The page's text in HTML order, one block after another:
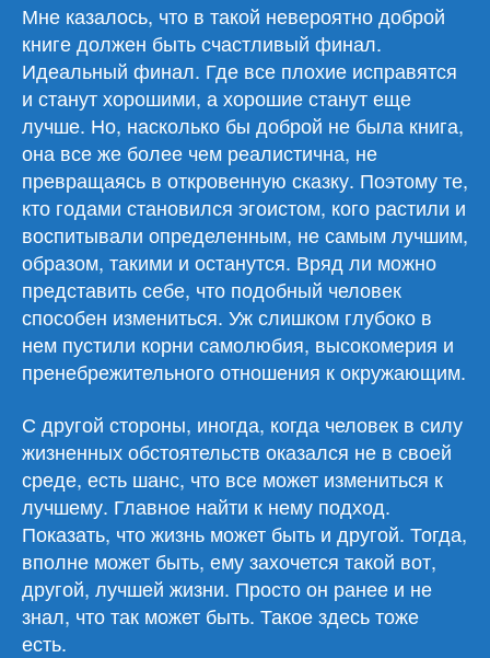
Мне казалось, что в такой невероятно доброй
книге должен быть счастливый финал.
Идеальный финал. Где все плохие исправятся
и станут хорошими, а хорошие станут еще
лучше. Но, насколько бы доброй не была книга,
она все же более чем реалистична, не
превращаясь в откровенную сказку. Поэтому те,
кто годами становился эгоистом, кого растили и
воспитывали определенным, не самым лучшим,
образом, такими и останутся. Вряд ли можно
представить себе, что подобный человек
способен измениться. Уж слишком глубоко в
нем пустили корни самолюбия, высокомерия и
пренебрежительного отношения к окружающим.
С другой стороны, иногда, когда человек в силу
жизненных обстоятельств оказался не в своей
среде, есть шанс, что все может измениться к
лучшему. Главное найти к нему подход.
Показать, что жизнь может быть и другой. Тогда,
вполне может быть, ему захочется такой вот,
другой, лучшей жизни. Просто он ранее и не
знал, что так может быть. Такое здесь тоже
есть.